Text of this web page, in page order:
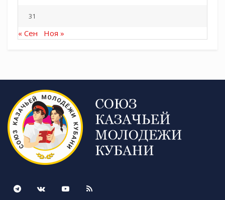
31
« Сен Ноя »